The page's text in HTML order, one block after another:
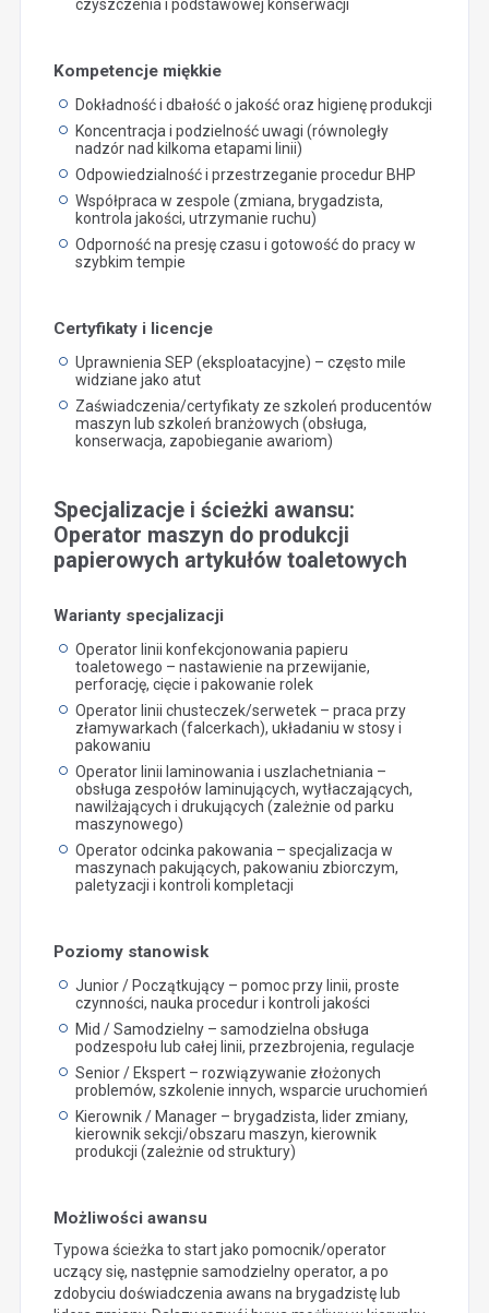
czyszczenia i podstawowej konserwacji
Kompetencje miękkie
Dokładność i dbałość o jakość oraz higienę produkcji
Koncentracja i podzielność uwagi (równoległy
nadzór nad kilkoma etapami linii)
Odpowiedzialność i przestrzeganie procedur BHP
Współpraca w zespole (zmiana, brygadzista,
kontrola jakości, utrzymanie ruchu)
Odporność na presję czasu i gotowość do pracy w
szybkim tempie
Certyfikaty i licencje
Uprawnienia SEP (eksploatacyjne) – często mile
widziane jako atut
Zaświadczenia/certyfikaty ze szkoleń producentów
maszyn lub szkoleń branżowych (obsługa,
konserwacja, zapobieganie awariom)
Specjalizacje i ścieżki awansu:
Operator maszyn do produkcji
papierowych artykułów toaletowych
Warianty specjalizacji
Operator linii konfekcjonowania papieru
toaletowego – nastawienie na przewijanie,
perforację, cięcie i pakowanie rolek
Operator linii chusteczek/serwetek – praca przy
złamywarkach (falcerkach), układaniu w stosy i
pakowaniu
Operator linii laminowania i uszlachetniania –
obsługa zespołów laminujących, wytłaczających,
nawilżających i drukujących (zależnie od parku
maszynowego)
Operator odcinka pakowania – specjalizacja w
maszynach pakujących, pakowaniu zbiorczym,
paletyzacji i kontroli kompletacji
Poziomy stanowisk
Junior / Początkujący – pomoc przy linii, proste
czynności, nauka procedur i kontroli jakości
Mid / Samodzielny – samodzielna obsługa
podzespołu lub całej linii, przezbrojenia, regulacje
Senior / Ekspert – rozwiązywanie złożonych
problemów, szkolenie innych, wsparcie uruchomień
Kierownik / Manager – brygadzista, lider zmiany,
kierownik sekcji/obszaru maszyn, kierownik
produkcji (zależnie od struktury)
Możliwości awansu
Typowa ścieżka to start jako pomocnik/operator
uczący się, następnie samodzielny operator, a po
zdobyciu doświadczenia awans na brygadzistę lub